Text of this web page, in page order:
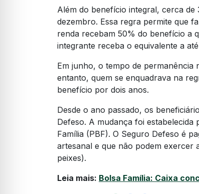
Além do benefício integral, cerca
dezembro. Essa regra permite que
renda recebam 50% do benefício a
integrante receba o equivalente a
Em junho, o tempo de
entanto, quem se enquadrava na
benefício por dois anos.
Desde o ano passado, os
Defeso. A mudança foi estabelecida
Família (PBF). O Seguro Defeso é
artesanal e que não podem exercer
peixes).
Leia mais: Bolsa Família: Caixa